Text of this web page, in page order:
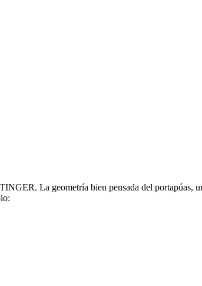
La geometría bien pensada del portapúas,